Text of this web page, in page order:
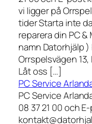
vi ligger på
tider Starta inte
reparera din PC
namn Datorhjälp )
Orrspelsvägen
Låt oss […]
PC Service
PC Service
08 37 21 00 och